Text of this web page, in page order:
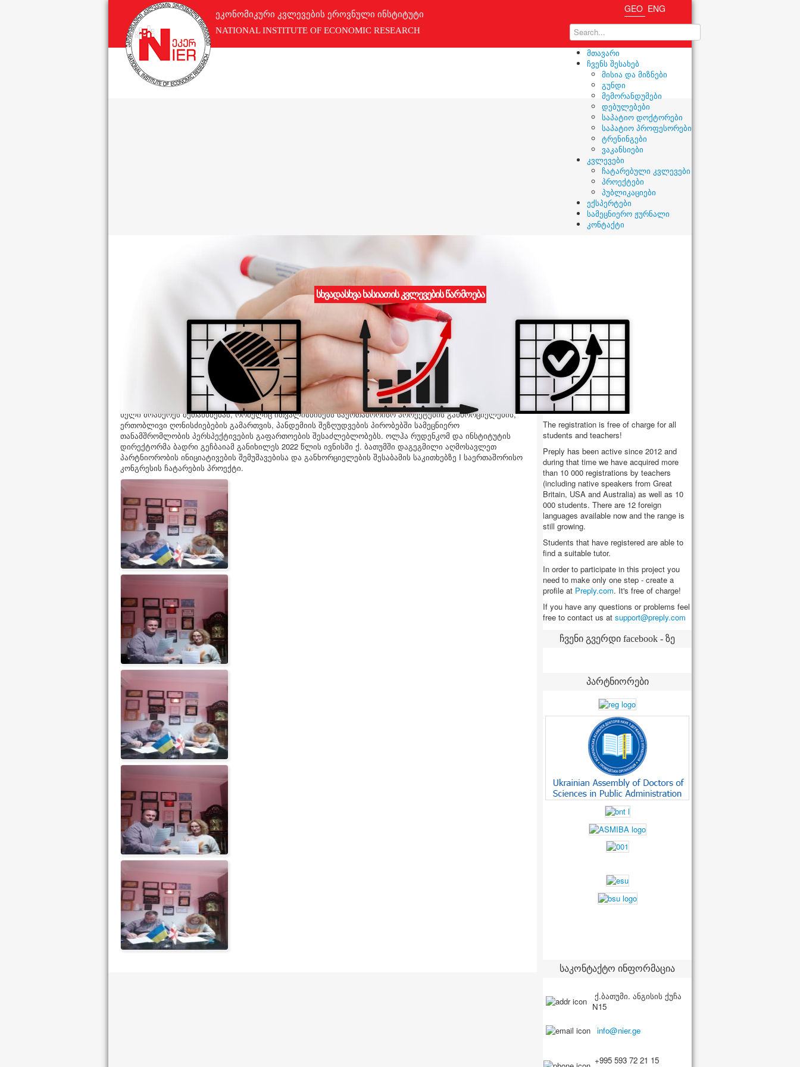
ეკონომიკური კვლევების ეროვნული ინსტიტუტი
NATIONAL INSTITUTE OF ECONOMIC RESEARCH
GEO ENG
მთავარი
ჩვენს შესახებ
მისია და მიზნები
გუნდი
მემორანდუმები
დებულებები
საპატიო დოქტორები
საპატიო პროფესორები
ტრენინგები
ვაკანსიები
კვლევები
ჩატარებული კვლევები
პროექტები
პუბლიკაციები
ექსპერტები
სამეცნიერო ჟურნალი
კონტაქტი
სხვადასხვა ხასიათის კვლევების წარმოება
პარტნიორული თანამშრომლობა საქართველო- უკრაინა
2022 წლის 3-12 თებერვალს, UPDATE საერთაშორისო სამეცნიერო საგანმანათლებლო პლატფორმის ვიცე-
პრეზიდენტი, ჩერნიგოვის პოლიტექნიკური ეროვნული უნივერსიტეტის პროფესორი, ოლჰა რუდენკო
სამუშაო ვიზიტით იმყოფებოდა ეკონომიკური კვლევების ეროვნულ ინსტიტუტში. შეხვედრისას
მონაწილეებმა განიხილეს შემდგომი სამეცნიერო და საგანმანათლებლო თანამშრომლობის სფეროები,
ტრენინგის შესაძლებლობები, ასევე ერთობლივი პროექტების იდეები.
ეკონომიკური კვლევების ეროვნულ ინსტიტუტთან ხანგრძლივი თანამშრომლობის შედეგად მხარეებმა
ხელი მოაწერეს შეთანხმებას, რომელიც ითვალისწინებს საერთაშორისო პროექტების განხორციელების,
ერთობლივი ღონისძიებების გამართვის, პანდემიის შეზღუდვების პირობებში სამეცნიერო
თანამშრომლობის პერსპექტივების გაფართოების შესაძლებლობებს. ოლჰა რუდენკომ და ინსტიტუტის
დირექტორმა ბადრი გეჩბაიამ განიხილეს 2022 წლის ივნისში ქ. ბათუმში დაგეგმილი აღმოსავლეთ
პარტნიორობის ინიციატივების შემუშავებისა და განხორციელების შესაბამის საკითხებზე I საერთაშორისო
კონგრესის ჩატარების პროექტი.
STUDENT
We would like to
introduce new
educational platform -
was created for students and teachers. In
order to participate in this educational
project you can register on the website
http://preply.com/en
The registration is free of charge for all
students and teachers!
Preply has been active since 2012 and
during that time we have acquired more
than 10 000 registrations by teachers
(including native speakers from Great
Britain, USA and Australia) as well as 10
000 students. There are 12 foreign
languages available now and the range is
still growing.
Students that have registered are able to
find a suitable tutor.
In order to participate in this project you
need to make only one step - create a
profile at Preply.com. It's free of charge!
If you have any questions or problems feel
free to contact us at
ჩვენი გვერდი facebook - ზე
პარტნიორები
საკონტაქტო ინფორმაცია
ქ.ბათუმი. ანგისის ქუჩა
N15
+995 593 72 21 15